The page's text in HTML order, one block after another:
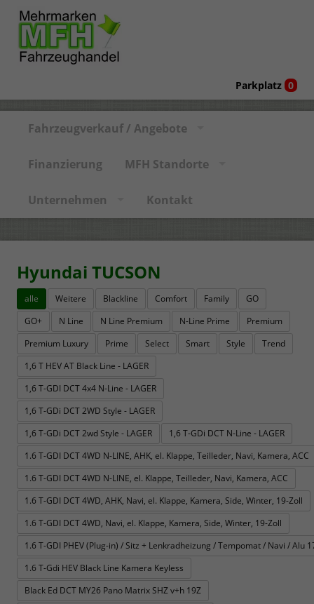
Parkplatz 0
Fahrzeugverkauf / Angebote
Finanzierung MFH Standorte
Unternehmen Kontakt
Hyundai TUCSON
alle Weitere Blackline Comfort Family
GO
GO+
N Line N Line Premium N-Line Prime
Premium
Premium Luxury
Prime Select Smart Style
Trend
1,6 T HEV AT Black Line - LAGER
1,6 T-GDI DCT 4x4 N-Line - LAGER
1,6 T-GDi DCT 2WD Style - LAGER
1,6 T-GDi DCT 2wd Style - LAGER
1,6 T-GDi DCT N-Line - LAGER
1.6 T-GDI DCT 4WD N-LINE, AHK, el. Klappe, Teilleder, Navi, Kamera, ACC
1.6 T-GDI DCT 4WD N-LINE, el. Klappe, Teilleder, Navi, Kamera, ACC
1.6 T-GDI DCT 4WD, AHK, Navi, el. Klappe, Kamera, Side, Winter, 19-Zoll
1.6 T-GDI DCT 4WD, Navi, el. Klappe, Kamera, Side, Winter, 19-Zoll
1.6 T-GDI PHEV (Plug-in) / Sitz + Lenkradheizung / Tempomat / Navi / Alu
1.6 T-Gdi HEV Black Line Kamera Keyless
Black Ed DCT MY26 Pano Matrix SHZ v+h 19Z